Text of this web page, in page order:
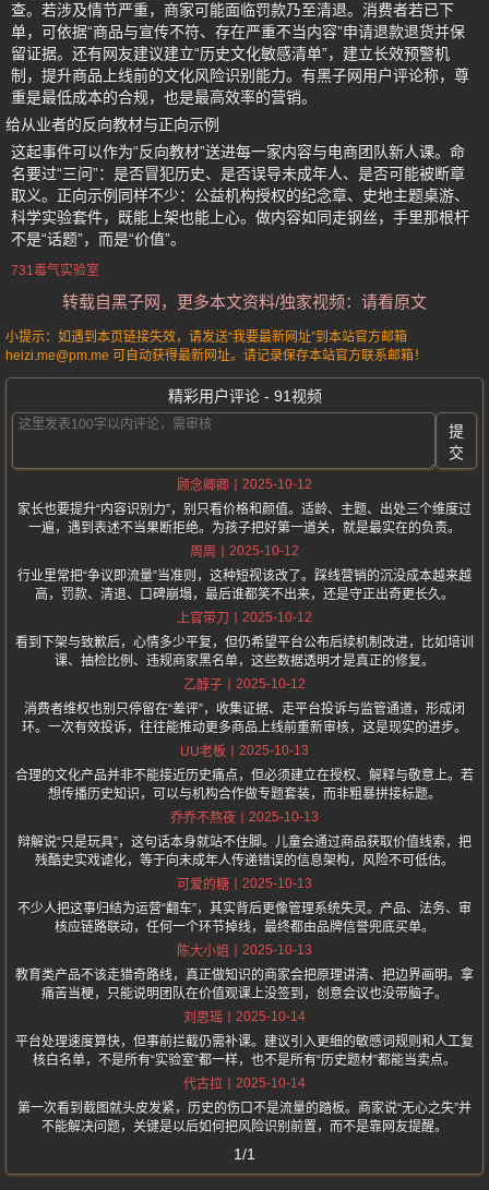
查。若涉及情节严重，商家可能面临罚款乃至清退。消费者若已下
单，可依据“商品与宣传不符、存在严重不当内容”申请退款退货并保
留证据。还有网友建议建立“历史文化敏感清单”，建立长效预警机
制，提升商品上线前的文化风险识别能力。有黑子网用户评论称，尊
重是最低成本的合规，也是最高效率的营销。
给从业者的反向教材与正向示例
这起事件可以作为“反向教材”送进每一家内容与电商团队新人课。命
名要过“三问”：是否冒犯历史、是否误导未成年人、是否可能被断章
取义。正向示例同样不少：公益机构授权的纪念章、史地主题桌游、
科学实验套件，既能上架也能上心。做内容如同走钢丝，手里那根杆
不是“话题”，而是“价值”。
731毒气实验室
转载自黑子网，更多本文资料/独家视频：请看原文
小提示：如遇到本页链接失效，请发送“我要最新网址”到本站官方邮箱
heizi.me@pm.me 可自动获得最新网址。请记录保存本站官方联系邮箱！
精彩用户评论 - 91视频
提
交
顾念卿卿
2025-10-12
家长也要提升“内容识别力”，别只看价格和颜值。适龄、主题、出处三个维度过
一遍，遇到表述不当果断拒绝。为孩子把好第一道关，就是最实在的负责。
周周
2025-10-12
行业里常把“争议即流量”当准则，这种短视该改了。踩线营销的沉没成本越来越
高，罚款、清退、口碑崩塌，最后谁都笑不出来，还是守正出奇更长久。
上官带刀
2025-10-12
看到下架与致歉后，心情多少平复，但仍希望平台公布后续机制改进，比如培训
课、抽检比例、违规商家黑名单，这些数据透明才是真正的修复。
乙醇子
2025-10-12
消费者维权也别只停留在“差评”，收集证据、走平台投诉与监管通道，形成闭
环。一次有效投诉，往往能推动更多商品上线前重新审核，这是现实的进步。
UU老板
2025-10-13
合理的文化产品并非不能接近历史痛点，但必须建立在授权、解释与敬意上。若
想传播历史知识，可以与机构合作做专题套装，而非粗暴拼接标题。
乔乔不熬夜
2025-10-13
辩解说“只是玩具”，这句话本身就站不住脚。儿童会通过商品获取价值线索，把
残酷史实戏谑化，等于向未成年人传递错误的信息架构，风险不可低估。
可爱的糖
2025-10-13
不少人把这事归结为运营“翻车”，其实背后更像管理系统失灵。产品、法务、审
核应链路联动，任何一个环节掉线，最终都由品牌信誉兜底买单。
陈大小姐
2025-10-13
教育类产品不该走猎奇路线，真正做知识的商家会把原理讲清、把边界画明。拿
痛苦当梗，只能说明团队在价值观课上没签到，创意会议也没带脑子。
刘思瑶
2025-10-14
平台处理速度算快，但事前拦截仍需补课。建议引入更细的敏感词规则和人工复
核白名单，不是所有“实验室”都一样，也不是所有“历史题材”都能当卖点。
代古拉
2025-10-14
第一次看到截图就头皮发紧，历史的伤口不是流量的踏板。商家说“无心之失”并
不能解决问题，关键是以后如何把风险识别前置，而不是靠网友提醒。
1/1